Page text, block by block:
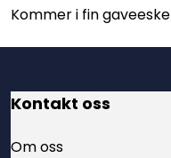
Kommer i fin gaveeske
Kontakt oss
Om oss